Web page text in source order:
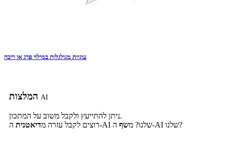
עוגיות מגולגלות במילוי פרג או ריבה
AI
ניתן להתייעץ ולקבל משוב על המתכון.
רוצים לקבל עזרה מדיאטנית ה-AI שלנו? משף ה-AI שלנו?